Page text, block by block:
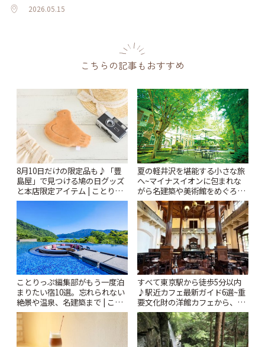
2026.05.15
こちらの記事もおすすめ
8月10日だけの限定品も♪「豊
島屋」で見つける鳩の日グッズ
と本店限定アイテム | ことりっ
ぷ
夏の軽井沢を堪能する小さな旅
へ~マイナスイオンに包まれな
がら名建築や美術館をめぐろう
~ | ことりっぷ
ことりっぷ編集部がもう一度泊
まりたい宿10選。忘れられない
絶景や温泉、名建築まで | こと
りっぷ
すべて東京駅から徒歩5分以内
♪駅近カフェ最新ガイド6選~重
要文化財の洋館カフェから、改
札すぐのレトロ喫茶まで~ | こと
りっぷ